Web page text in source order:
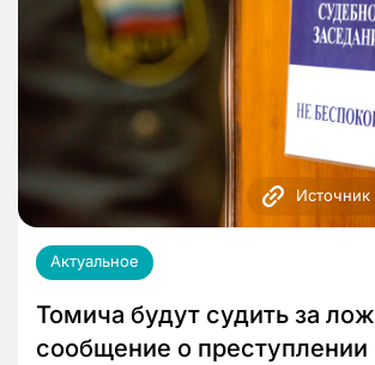
Источник
Актуальное
Томича будут судить за
сообщение о преступлении